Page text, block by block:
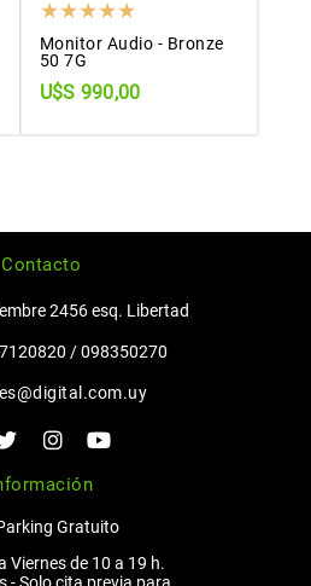
Monitor Audio - Bronze
50 7G
U$S 990,00
Contacto
2456 esq. Libertad
/ 098350270
Gratuito
Viernes de 10 a 19 h.